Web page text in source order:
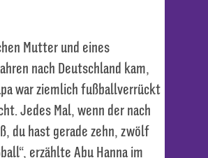
Mutter und eines
nach Deutschland kam,
war ziemlich fußballverrückt
Jedes Mal, wenn der nach
du hast gerade zehn, zwölf
erzählte Abu Hanna im